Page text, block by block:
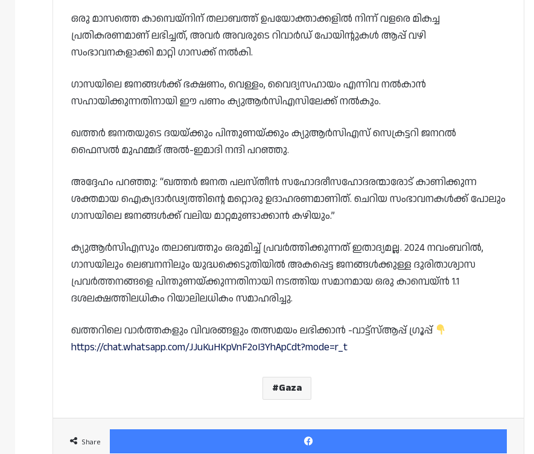
ഒരു മാസത്തെ കാമ്പെയ്‌നിന് തലാബത്ത് ഉപയോക്താക്കളിൽ നിന്ന് വളരെ മികച്ച
പ്രതികരണമാണ് ലഭിച്ചത്, അവർ അവരുടെ റിവാർഡ് പോയിന്റുകൾ ആപ്പ് വഴി
സംഭാവനകളാക്കി മാറ്റി ഗാസക്ക് നൽകി.
ഗാസയിലെ ജനങ്ങൾക്ക് ഭക്ഷണം, വെള്ളം, വൈദ്യസഹായം എന്നിവ നൽകാൻ
സഹായിക്കുന്നതിനായി ഈ പണം ക്യുആർസിഎസിലേക്ക് നൽകും.
ഖത്തർ ജനതയുടെ ദയയ്ക്കും പിന്തുണയ്ക്കും ക്യുആർസിഎസ് സെക്രട്ടറി ജനറൽ
ഫൈസൽ മുഹമ്മദ് അൽ-ഇമാദി നന്ദി പറഞ്ഞു.
അദ്ദേഹം പറഞ്ഞു: “ഖത്തർ ജനത പലസ്തീൻ സഹോദരീസഹോദരന്മാരോട് കാണിക്കുന്ന
ശക്തമായ ഐക്യദാർഢ്യത്തിന്റെ മറ്റൊരു ഉദാഹരണമാണിത്. ചെറിയ സംഭാവനകൾക്ക് പോലും
ഗാസയിലെ ജനങ്ങൾക്ക് വലിയ മാറ്റമുണ്ടാക്കാൻ കഴിയും.”
ക്യുആർസിഎസും തലാബത്തും ഒരുമിച്ച് പ്രവർത്തിക്കുന്നത് ഇതാദ്യമല്ല. 2024 നവംബറിൽ,
ഗാസയിലും ലെബനനിലും യുദ്ധക്കെടുതിയിൽ അകപ്പെട്ട ജനങ്ങൾക്കുള്ള ദുരിതാശ്വാസ
പ്രവർത്തനങ്ങളെ പിന്തുണയ്ക്കുന്നതിനായി നടത്തിയ സമാനമായ ഒരു കാമ്പെയ്‌ൻ 1.1
ദശലക്ഷത്തിലധികം റിയാലിലധികം സമാഹരിച്ചു.
ഖത്തറിലെ വാർത്തകളും വിവരങ്ങളും തത്സമയം ലഭിക്കാൻ -വാട്ട്സ്ആപ്പ് ഗ്രൂപ്പ്
https://chat.whatsapp.com/JJuKuHKpVnF2oI3YhApCdt?mode=r_t
Gaza
Share
Facebook